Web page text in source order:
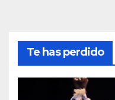
Te has perdido